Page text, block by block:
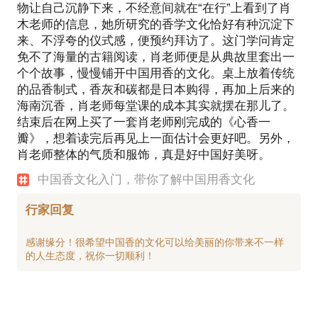
物让自己沉静下来，不经意间就在“在行”上看到了肖
木老师的信息，她所研究的香学文化恰好有种沉淀下
来、不浮夸的仪式感，便预约拜访了。这门学问肯定
免不了海量的古籍阅读，肖老师便是从典故里套出一
个个故事，慢慢铺开中国用香的文化。桌上放着传统
的品香制式，香灰和碳都是日本购得，再加上后来的
海南沉香，肖老师每堂课的成本其实就摆在那儿了。
结束后在网上买了一套肖老师刚完成的《心香一
瓣》，想着读完后再见上一面估计会更好吧。另外，
肖老师整体的气质和服饰，真是好中国好美呀。
中国香文化入门，带你了解中国用香文化
行家回复
感谢缘分！很希望中国香的文化可以给美丽的你带来不一样